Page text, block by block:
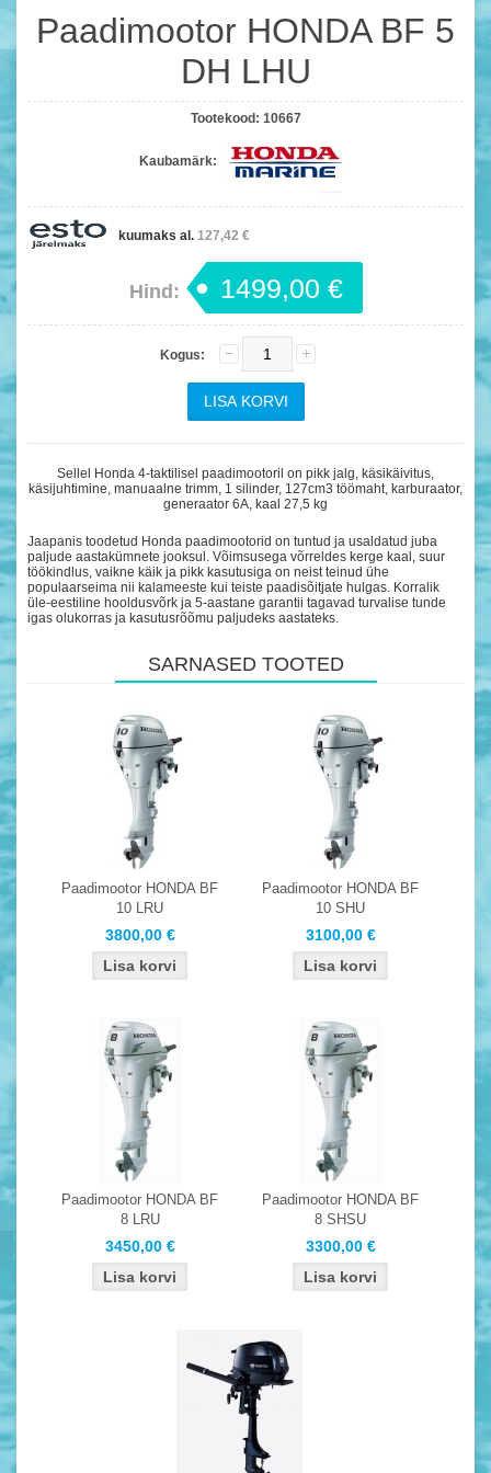
Paadimootor HONDA BF 5
DH LHU
Tootekood: 10667
Kaubamärk:
kuumaks al. 127,42 €
Hind: 1499,00 €
Kogus:
Sellel Honda 4-taktilisel paadimootoril on pikk jalg, käsikäivitus,
käsijuhtimine, manuaalne trimm, 1 silinder, 127cm3 töömaht, karburaator,
generaator 6A, kaal 27,5 kg
Jaapanis toodetud Honda paadimootorid on tuntud ja usaldatud juba
paljude aastakümnete jooksul. Võimsusega võrreldes kerge kaal, suur
töökindlus, vaikne käik ja pikk kasutusiga on neist teinud ühe
populaarseima nii kalameeste kui teiste paadisõitjate hulgas. Korralik
üle-eestiline hooldusvõrk ja 5-aastane garantii tagavad turvalise tunde
igas olukorras ja kasutusrõõmu paljudeks aastateks.
SARNASED TOOTED
Paadimootor HONDA BF
10 LRU
3800,00 €
Paadimootor HONDA BF
10 SHU
3100,00 €
Paadimootor HONDA BF
8 LRU
3450,00 €
Paadimootor HONDA BF
8 SHSU
3300,00 €